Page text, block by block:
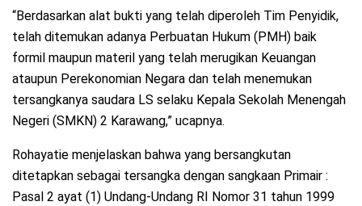
“Berdasarkan alat bukti yang telah diperoleh Tim Penyidik,
telah ditemukan adanya Perbuatan Hukum (PMH) baik
formil maupun materil yang telah merugikan Keuangan
ataupun Perekonomian Negara dan telah menemukan
tersangkanya saudara LS selaku Kepala Sekolah Menengah
Negeri (SMKN) 2 Karawang,” ucapnya.
Rohayatie menjelaskan bahwa yang bersangkutan
ditetapkan sebagai tersangka dengan sangkaan Primair :
Pasal 2 ayat (1) Undang-Undang RI Nomor 31 tahun 1999